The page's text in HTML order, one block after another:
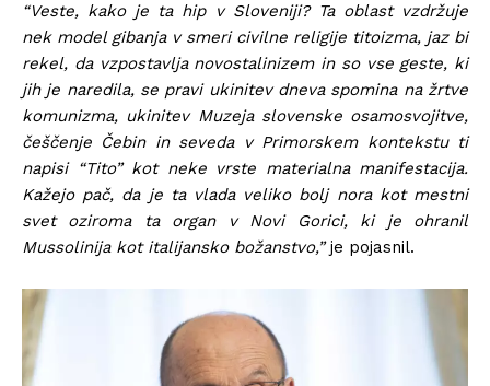
“Veste, kako je ta hip v Sloveniji? Ta oblast vzdržuje
nek model gibanja v smeri civilne religije titoizma, jaz bi
rekel, da vzpostavlja novostalinizem in so vse geste, ki
jih je naredila, se pravi ukinitev dneva spomina na žrtve
komunizma, ukinitev Muzeja slovenske osamosvojitve,
češčenje Čebin in seveda v Primorskem kontekstu ti
napisi “Tito” kot neke vrste materialna manifestacija.
Kažejo pač, da je ta vlada veliko bolj nora kot mestni
svet oziroma ta organ v Novi Gorici, ki je ohranil
Mussolinija kot italijansko božanstvo,”je pojasnil.